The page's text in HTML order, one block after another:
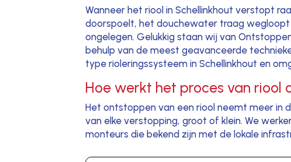
Wanneer het riool in Schellinkhout verstopt
doorspoelt, het douchewater traag
ongelegen. Gelukkig staan wij van
behulp van de meest geavanceerde
type rioleringssysteem in Schellinkhout en
Hoe werkt het proces van riool
Het ontstoppen van een riool neemt meer in
van elke verstopping, groot of klein. We
monteurs die bekend zijn met de lokale